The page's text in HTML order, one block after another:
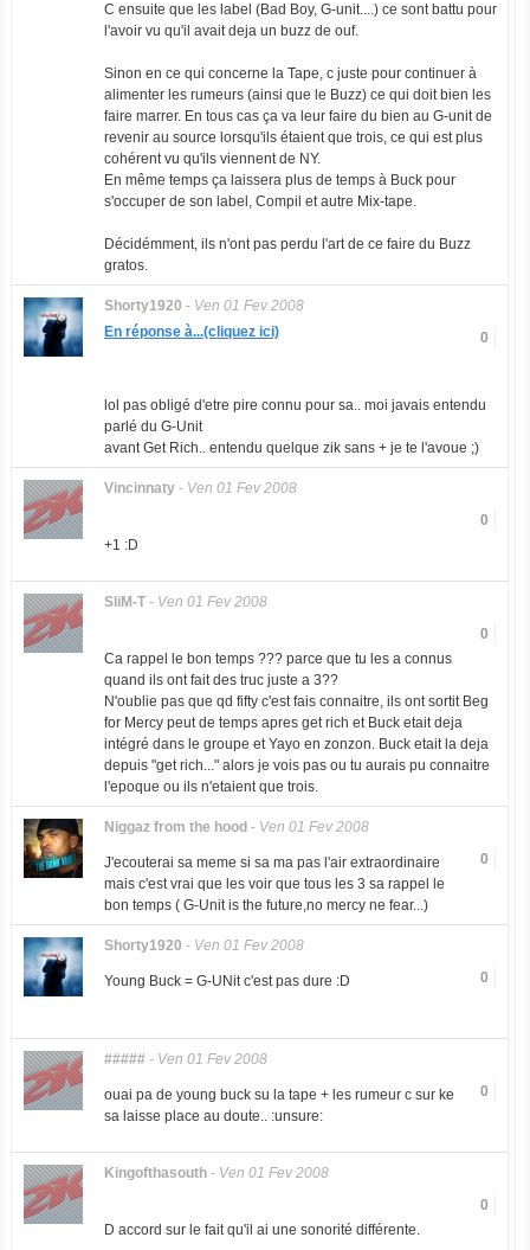
C ensuite que les label (Bad Boy, G-unit....) ce sont battu pour
l'avoir vu qu'il avait deja un buzz de ouf.
Sinon en ce qui concerne la Tape, c juste pour continuer à
alimenter les rumeurs (ainsi que le Buzz) ce qui doit bien les
faire marrer. En tous cas ça va leur faire du bien au G-unit de
revenir au source lorsqu'ils étaient que trois, ce qui est plus
cohérent vu qu'ils viennent de NY.
En même temps ça laissera plus de temps à Buck pour
s'occuper de son label, Compil et autre Mix-tape.
Décidémment, ils n'ont pas perdu l'art de ce faire du Buzz
gratos.
Shorty1920 - Ven 01 Fev 2008
0
En réponse à...(cliquez ici)
lol pas obligé d'etre pire connu pour sa.. moi javais entendu
parlé du G-Unit
avant Get Rich.. entendu quelque zik sans + je te l'avoue ;)
Vincinnaty- Ven 01 Fev 2008
0
+1 :D
SliM-T- Ven 01 Fev 2008
0
Ca rappel le bon temps ??? parce que tu les a connus
quand ils ont fait des truc juste a 3??
N'oublie pas que qd fifty c'est fais connaitre, ils ont sortit Beg
for Mercy peut de temps apres get rich et Buck etait deja
intégré dans le groupe et Yayo en zonzon. Buck etait la deja
depuis "get rich..." alors je vois pas ou tu aurais pu connaitre
l'epoque ou ils n'etaient que trois.
Niggaz from the hood - Ven 01 Fev 2008
0
J'ecouterai sa meme si sa ma pas l'air extraordinaire
mais c'est vrai que les voir que tous les 3 sa rappel le
bon temps ( G-Unit is the future,no mercy ne fear...)
Shorty1920 - Ven 01 Fev 2008
0
Young Buck = G-UNit c'est pas dure :D
#####- Ven 01 Fev 2008
0
ouai pa de young buck su la tape + les rumeur c sur ke
sa laisse place au doute.. :unsure:
Kingofthasouth- Ven 01 Fev 2008
0
D accord sur le fait qu'il ai une sonorité différente.